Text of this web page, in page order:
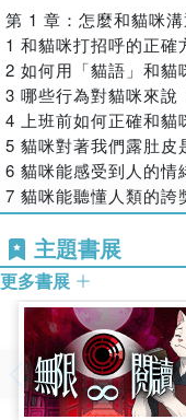
【咔咔聲】貓咪對著窗
訊」。
【夾子音】為什麼貓咪
【多話愛叫】貓咪突然
視。
【睡姿】這姿勢是
少。
第 1 章：怎麼和貓咪溝
1 和貓咪打招呼的正確
2 如何用「貓語」和貓
3 哪些行為對貓咪來說
4 上班前如何正確和貓
5 貓咪對著我們露肚皮
6 貓咪能感受到人的情
7 貓咪能聽懂人類的誇
8 當貓咪被人親親時，
9 人類的「喵」，貓咪
10 如何對貓咪說「我
第 2 章：貓咪為什麼
11 如何讓貓咪崇拜我們
12 貓咪為什麼喜歡坐
13 貓咪為什麼會舔我
14 貓咪為什麼會送貓
主題書展
更多書展